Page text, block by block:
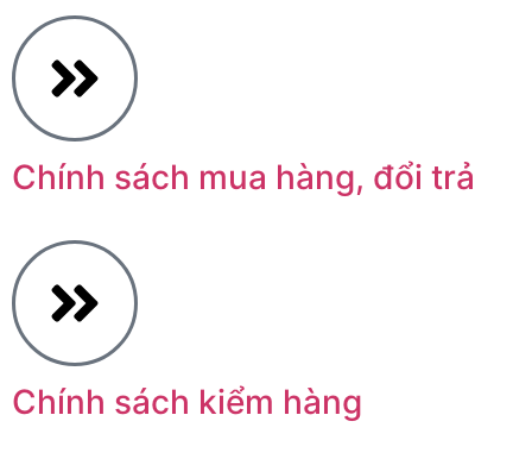
Chính sách mua hàng, đổi trả
Chính sách kiểm hàng